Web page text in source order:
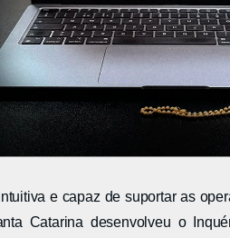
e capaz de suportar as
Catarina desenvolveu o